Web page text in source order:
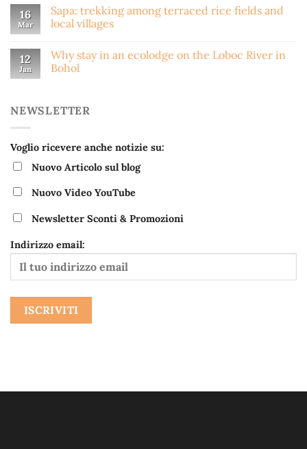
16
Mar
Sapa: trekking among terraced rice fields and
local villages
12
Jan
Why stay in an ecolodge on the Loboc River in
Bohol
NEWSLETTER
Voglio ricevere anche notizie su:
Nuovo Articolo sul blog
Nuovo Video YouTube
Newsletter Sconti & Promozioni
Indirizzo email: